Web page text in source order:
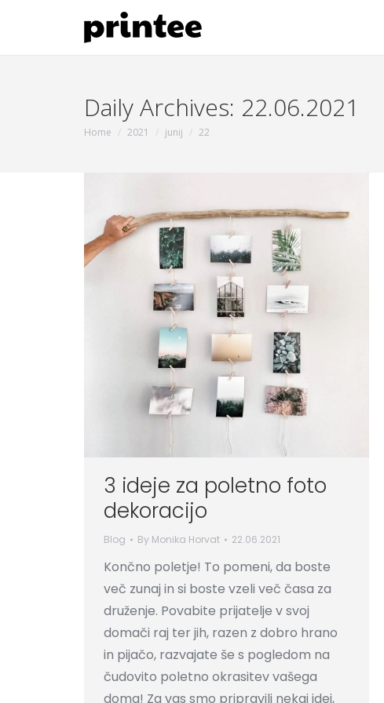
Daily Archives: 22.06.2021
You are here:
Home 2021 junij 22
3 ideje za poletno foto
dekoracijo
Blog By Monika Horvat 22.06.2021
Končno poletje! To pomeni, da boste
več zunaj in si boste vzeli več časa za
druženje. Povabite prijatelje v svoj
domači raj ter jih, razen z dobro hrano
in pijačo, razvajate še s pogledom na
čudovito poletno okrasitev vašega
doma! Za vas smo pripravili nekaj idej,